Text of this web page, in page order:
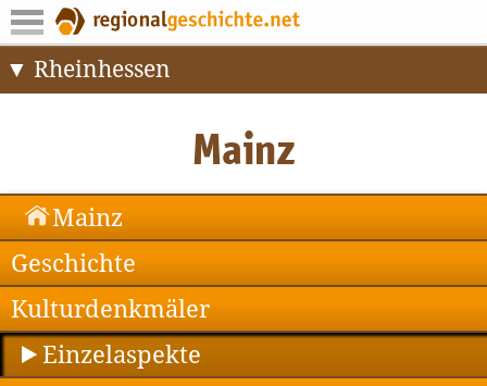
Rheinhessen
Mainz
Geschichte
Kulturdenkmäler
Einzelaspekte